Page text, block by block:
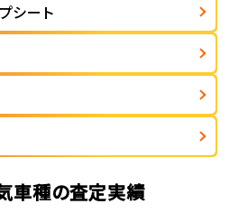
シート
車種の査定実績